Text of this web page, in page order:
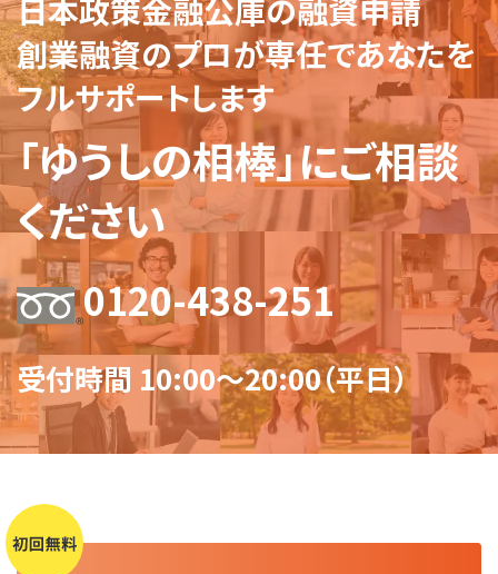
日本政策金融公庫の融資申請
創業融資のプロが専任であなたを
フルサポートします
「ゆうしの相棒」にご相談
ください
0120-438-251
受付時間 10:00～20:00（平日）